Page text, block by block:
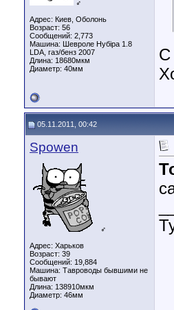
♂
Адрес: Киев, Оболонь
Возраст: 56
Сообщений: 2,773
Машина: Шевроле Нубіра 1.8
LDA, газ/бенз 2007
Длина: 18680мкм
Диаметр: 40мм
С
05.11.2011, 00:42
Spowen
♂
Адрес: Харьков
Возраст: 39
Сообщений: 19,884
Машина: Тавроводы бывшими не
бывают
Длина: 138910мкм
Диаметр: 46мм